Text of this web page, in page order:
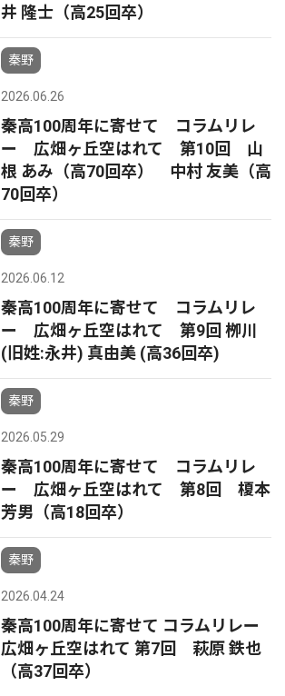
井 隆士（高25回卒）
秦野
2026.06.26
秦高100周年に寄せて コラムリレ
ー 広畑ヶ丘空はれて 第10回 山
根 あみ（高70回卒） 中村 友美（高
70回卒）
秦野
2026.06.12
秦高100周年に寄せて コラムリレ
ー 広畑ヶ丘空はれて 第9回 栁川
(旧姓:永井) 真由美 (高36回卒)
秦野
2026.05.29
秦高100周年に寄せて コラムリレ
ー 広畑ヶ丘空はれて 第8回 榎本
芳男（高18回卒）
秦野
2026.04.24
秦高100周年に寄せて コラムリレー
広畑ヶ丘空はれて 第7回 萩原 鉄也
（高37回卒）